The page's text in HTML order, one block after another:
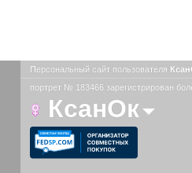
Персональный сайт пользователя
портрет № 183466 зарегистрирован
КсанОк